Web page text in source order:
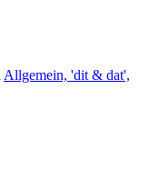
Allgemein, 'dit & dat',